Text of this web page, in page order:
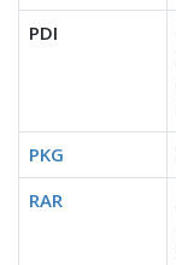
PDI
PKG
RAR